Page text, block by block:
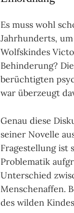
Es muss wohl
Jahrhunderts,
Wolfskindes
Behinderung?
berüchtigten
war überzeugt
Genau diese
seiner Novelle
Fragestellung ist
Problematik
Unterschied
Menschenaffen.
des wilden